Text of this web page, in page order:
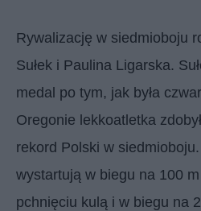
Rywalizację w siedmioboju
Sułek i Paulina Ligarska.
medal po tym, jak była
Oregonie lekkoatletka
rekord Polski w
wystartują w biegu na 100
pchnięciu kulą i w biegu na